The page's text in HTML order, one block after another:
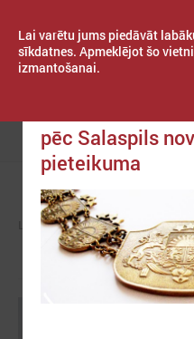
Lai varētu jums piedāvāt
sīkdatnes. Apmeklējot šo
izmantošanai.
Izvēlne
ZIŅAS LPS
pēc Salaspils
pieteikuma